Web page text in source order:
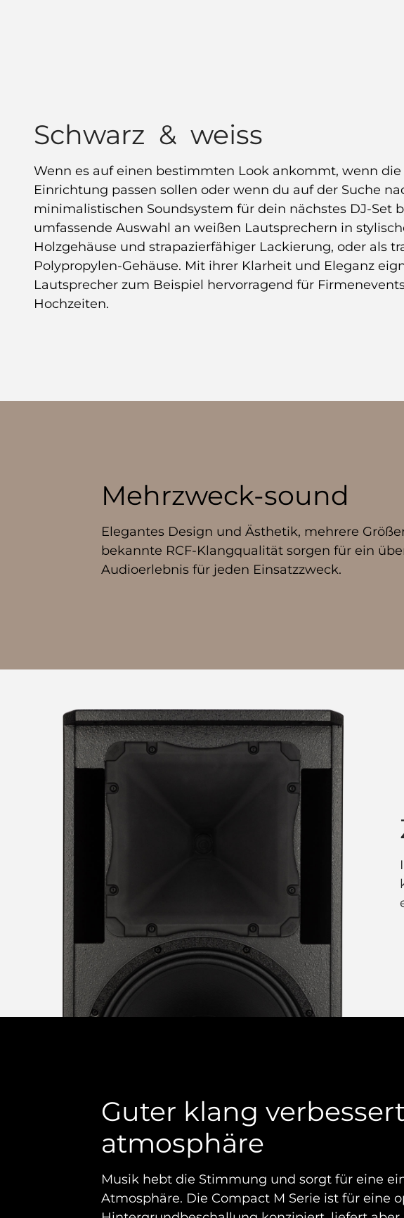
Schwarz & weiss
Wenn es auf einen bestimmten Look ankommt, wenn die
Einrichtung passen sollen oder wenn du auf der Suche
minimalistischen Soundsystem für dein nächstes DJ-Set
umfassende Auswahl an weißen Lautsprechern in
Holzgehäuse und strapazierfähiger Lackierung, oder als
Polypropylen-Gehäuse. Mit ihrer Klarheit und Eleganz
Lautsprecher zum Beispiel hervorragend für
Hochzeiten.
Mehrzweck-sound
Elegantes Design und Ästhetik, mehrere
bekannte RCF-Klangqualität sorgen für ein
Audioerlebnis für jeden Einsatzzweck.
Guter klang
atmosphäre
Musik hebt die Stimmung und sorgt für eine
Atmosphäre. Die Compact M Serie ist für eine